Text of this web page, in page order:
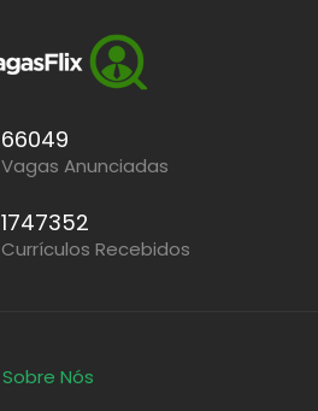
66049
Vagas Anunciadas
1747352
Currículos Recebidos
Sobre Nós